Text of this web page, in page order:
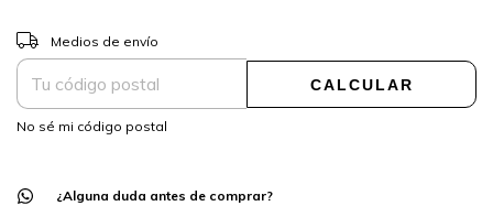
Entregas para el CP:
Medios de envío
CALCULAR
No sé mi código postal
¿Alguna duda antes de comprar?